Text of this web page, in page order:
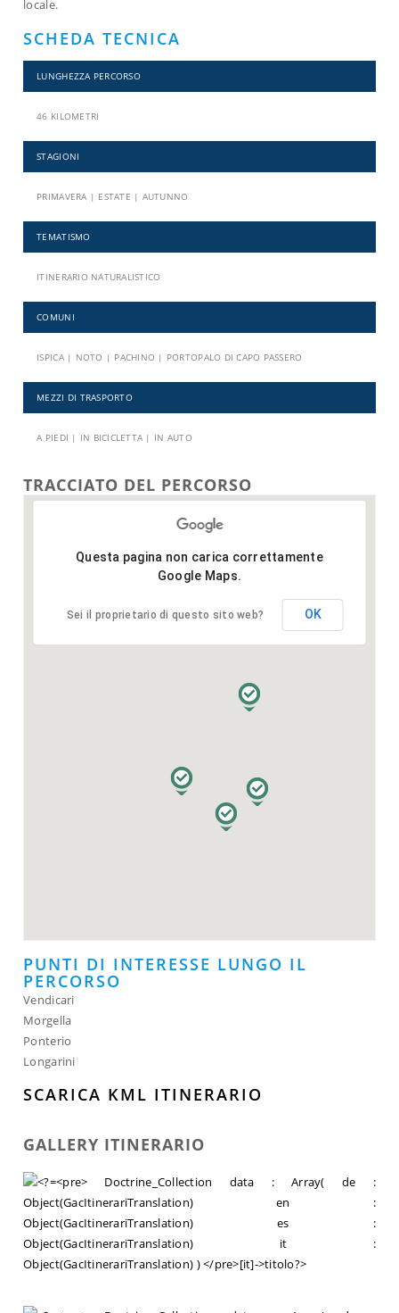
locale.
SCHEDA TECNICA
LUNGHEZZA PERCORSO
46 KILOMETRI
STAGIONI
PRIMAVERA | ESTATE | AUTUNNO
TEMATISMO
ITINERARIO NATURALISTICO
COMUNI
ISPICA | NOTO | PACHINO | PORTOPALO DI CAPO PASSERO
MEZZI DI TRASPORTO
A PIEDI | IN BICICLETTA | IN AUTO
TRACCIATO DEL PERCORSO
Questa pagina non carica correttamente
Google Maps.
Sei il proprietario di questo sito web? OK
PUNTI DI INTERESSE LUNGO IL
PERCORSO
Vendicari
Morgella
Ponterio
Longarini
SCARICA KML ITINERARIO
GALLERY ITINERARIO